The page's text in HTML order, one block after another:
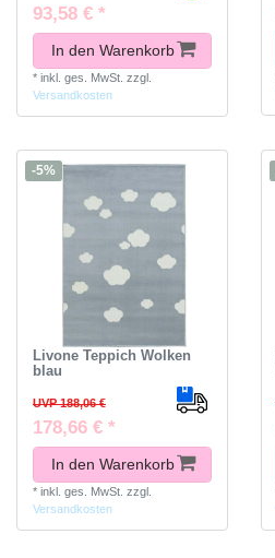
93,58 € *
In den Warenkorb
* inkl. ges. MwSt. zzgl.
Versandkosten
-5%
Livone Teppich Wolken
blau
UVP 188,06 €
178,66 € *
In den Warenkorb
* inkl. ges. MwSt. zzgl.
Versandkosten